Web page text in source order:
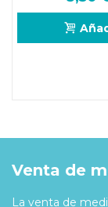
Venta de
La venta de